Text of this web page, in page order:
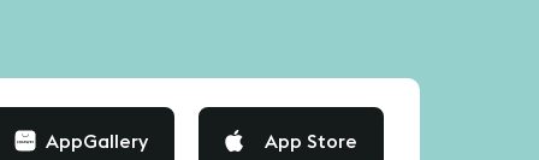
AppGallery App Store